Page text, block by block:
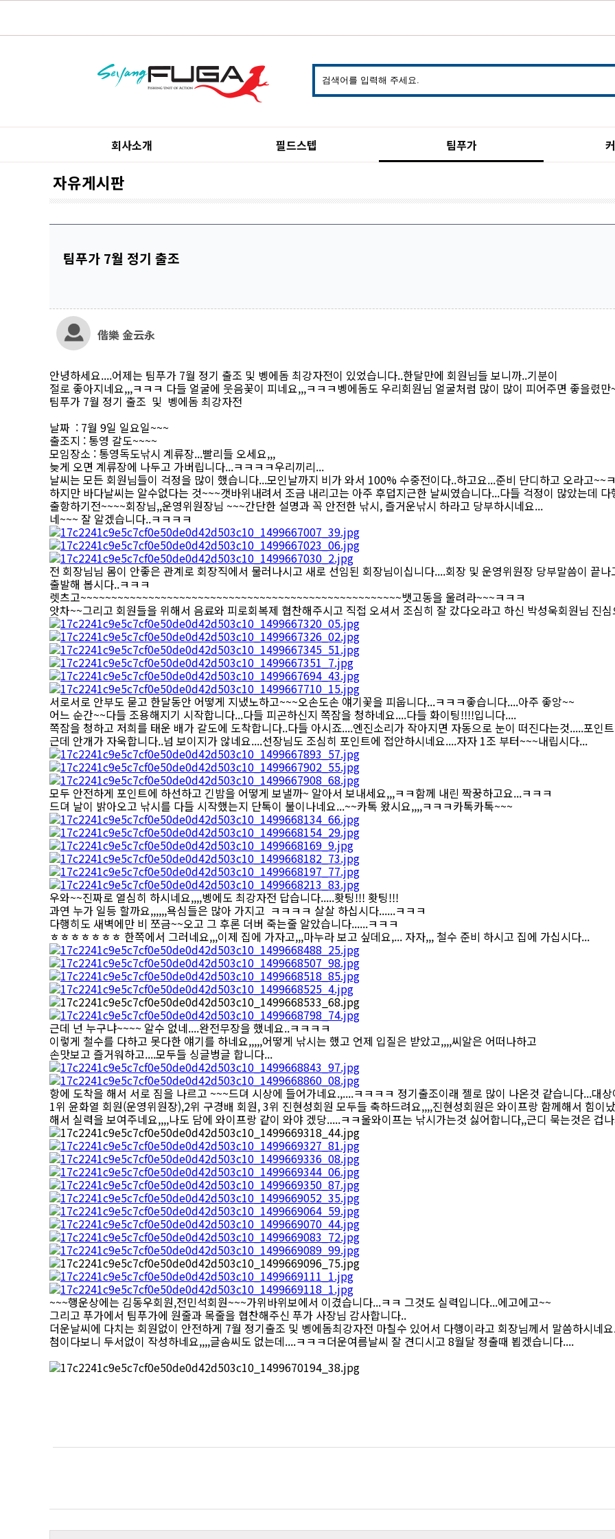
회사소개 필드스텝 팀푸가
자유게시판
팀푸가 7월 정기 출조
偕樂 金云永
안녕하세요....어제는 팀푸가 7월 정기 출조 및 벵에돔 최강자전이 있었습니다..한달만에 회원님들 보니까..기분이
절로 좋아지네요,,,ㅋㅋㅋ 다들 얼굴에 웃음꽃이 피네요,,,ㅋㅋㅋ벵에돔도 우리회원님 얼굴처럼 많이 많이 피어주면 좋을렸
팀푸가 7월 정기 출조 및 벵에돔 최강자전
날짜 : 7월 9일 일요일~~~
출조지 : 통영 갈도~~~~
모임장소 : 통영독도낚시 계류장...빨리들 오세요,,,
늦게 오면 계류장에 나두고 가버립니다...ㅋㅋㅋㅋ우리끼리...
날씨는 모든 회원님들이 걱정을 많이 했습니다...모인날까지 비가 와서 100% 수중전이다..하고요...준비 단디하고 오라고~~
하지만 바다날씨는 알수없다는 것~~~갯바위내려서 조금 내리고는 아주 후덥지근한 날씨였습니다...다들 걱정이 많았는데
출항하기전~~~~회장님,,운영위원장님 ~~~간단한 설명과 꼭 안전한 낚시, 즐거운낚시 하라고 당부하시네요...
네~~~ 잘 알겠습니다..ㅋㅋㅋㅋ
전 회장님님 몸이 안좋은 관계로 회장직에서 물러나시고 새로 선임된 회장님이십니다....회장 및 운영위원장 당부말씀이 끝
출발해 봅시다..ㅋㅋㅋ
렛츠고~~~~~~~~~~~~~~~~~~~~~~~~~~~~~~~~~~~~~~~~~~~~~~~~~~~~뱃고동을 울려라~~~ㅋㅋㅋ
앗차~~그리고 회원들을 위해서 음료와 피로회복제 협찬해주시고 직접 오셔서 조심히 잘 갔다오라고 하신 박성욱회원님 진
서로서로 안부도 묻고 한달동안 어떻게 지냈노하고~~~오손도손 얘기꽃을 피웁니다...ㅋㅋㅋ좋습니다....아주 좋앙~~
어느 순간~~다들 조용해지기 시작합니다...다들 피곤하신지 쪽잠을 청하네요....다들 화이팅!!!!입니다....
쪽잠을 청하고 저희를 태운 배가 갈도에 도착합니다..다들 아시죠....엔진소리가 작아지면 자동으로 눈이 떠진다는것.....포인
근데 안개가 자욱합니다..넘 보이지가 않네요....선장님도 조심히 포인트에 접안하시네요....자자 1조 부터~~~내립시다...
모두 안전하게 포인트에 하선하고 긴밤을 어떻게 보낼까~ 알아서 보내세요,,,ㅋㅋ함께 내린 짝꿍하고요...ㅋㅋㅋ
드뎌 날이 밝아오고 낚시를 다들 시작했는지 단톡이 불이나네요...~~카톡 왔시요,,,,ㅋㅋㅋ카톡카톡~~~
우와~~진짜로 열심히 하시네요,,,,벵에도 최강자전 답습니다.....홧팅!!! 홧팅!!!
과연 누가 일등 할까요,,,,,,욕심들은 많아 가지고 ㅋㅋㅋㅋ 살살 하십시다......ㅋㅋㅋ
다행히도 새벽에만 비 쪼금~~오고 그 후론 더버 죽는줄 알았습니다......ㅋㅋㅋ
ㅎㅎㅎㅎㅎㅎㅎ 한쪽에서 그러네요,,,이제 집에 가자고,,,마누라 보고 싶데요,... 자자,,, 철수 준비 하시고 집에 가십시다...
근데 넌 누구냐~~~~ 알수 없네....완전무장을 했네요..ㅋㅋㅋㅋ
이렇게 철수를 다하고 못다한 얘기를 하네요,,,,,어떻게 낚시는 했고 언제 입질은 받았고,,,,씨알은 어떠나하고
손맛보고 즐거워하고....모두들 싱글벙글 합니다...
항에 도착을 해서 서로 짐을 나르고 ~~~드뎌 시상에 들어가네요.,....ㅋㅋㅋㅋ 정기출조이래 젤로 많이 나온것 같습니다...대
1위 윤화열 회원(운영위원장),2위 구경배 회원, 3위 진현성회원 모두들 축하드려요,,,,진현성회원은 와이프랑 함께해서 힘이
해서 실력을 보여주네요,,,,나도 담에 와이프랑 같이 와야 겠당.....ㅋㅋ울와이프는 낚시가는것 싫어합니다,,근디 묵는것은 겁
~~~행운상에는 김동우회원,전민석회원~~~가위바위보에서 이겼습니다...ㅋㅋ 그것도 실력입니다...에고에고~~
그리고 푸가에서 팀푸가에 원줄과 목줄을 협찬해주신 푸가 사장님 감사합니다..
더운날씨에 다치는 회원없이 안전하게 7월 정기출조 및 벵에돔최강자전 마칠수 있어서 다행이라고 회장님께서 말씀하시네
첨이다보니 두서없이 작성하네요,,,,글솜씨도 없는데....ㅋㅋㅋ더운여름날씨 잘 견디시고 8월달 정출때 뵙겠습니다....